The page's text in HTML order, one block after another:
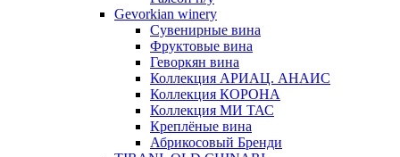
Gevorkian winery
Сувенирные вина
Фруктовые вина
Геворкян вина
Коллекция АРИАЦ. АНАИС
Коллекция КОРОНА
Коллекция МИ ТАС
Креплёные вина
Абрикосовый Бренди